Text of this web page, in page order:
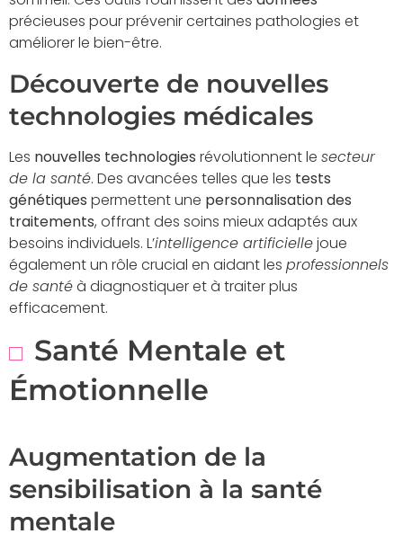
précieuses pour prévenir certaines pathologies et
améliorer le bien-être.
Découverte de nouvelles
technologies médicales
Les nouvelles technologies révolutionnent le secteur
de la santé. Des avancées telles que les tests
génétiques permettent une personnalisation des
traitements, offrant des soins mieux adaptés aux
besoins individuels. L’intelligence artificiellejoue
également un rôle crucial en aidant les professionnels
de santéà diagnostiquer et à traiter plus
efficacement.
Santé Mentale et
Émotionnelle
Augmentation de la
sensibilisation à la santé
mentale